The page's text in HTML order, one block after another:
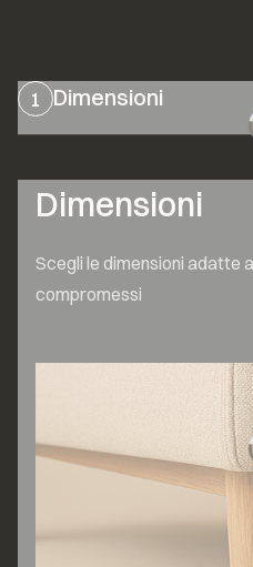
1 Dimensioni
Dimensioni
Scegli le dimensioni adatte
compromessi